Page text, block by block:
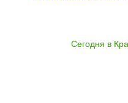
Сегодня в